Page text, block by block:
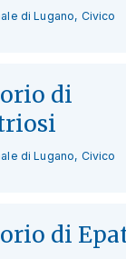
di Lugano, Civico
di
di Lugano, Civico
di